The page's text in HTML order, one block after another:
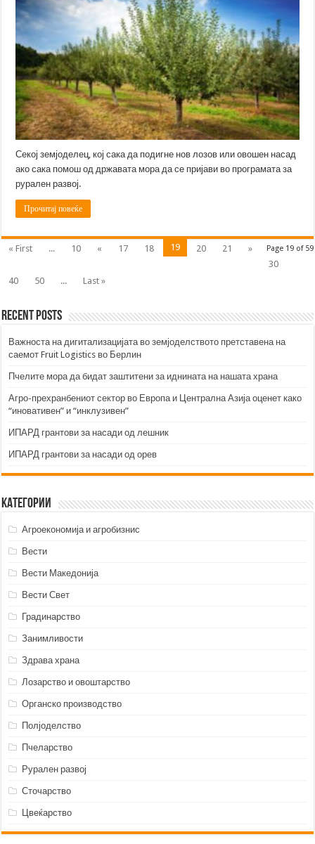
Секој земјоделец, кој сака да подигне нов лозов или овошен насад
ако сака помош од државата мора да се пријави во програмата за
рурален развој.
Прочитај повеќе
Page 19 of 59
« First ... 10 « 17 18 19 20 21
»
30
40
50 ... Last »
Recent Posts
Важноста на дигитализацијата во земјоделството претставена на
саемот Fruit Logistics во Берлин
Пчелите мора да бидат заштитени за иднината на нашата храна
Агро-прехранбениот сектор во Европа и Централна Азија оценет како
“иновативен” и “инклузивен”
ИПАРД грантови за насади од лешник
ИПАРД грантови за насади од орев
Категории
Агроекономија и агробизнис
Вести
Вести Македонија
Вести Свет
Градинарство
Занимливости
Здрава храна
Лозарство и овоштарство
Органско производство
Полјоделство
Пчеларство
Рурален развој
Сточарство
Цвеќарство